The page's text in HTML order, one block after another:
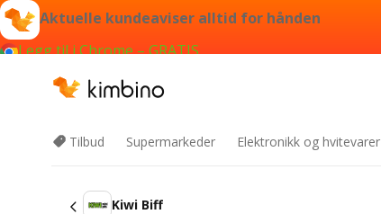
Aktuelle kundeaviser alltid for hånden
Legg til i Chrome – GRATIS
Tilbud Supermarkeder Elektronikk og hvitevarer
Kiwi Biff